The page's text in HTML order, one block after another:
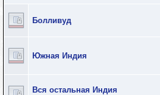
Болливуд
Южная Индия
Вся остальная Индия